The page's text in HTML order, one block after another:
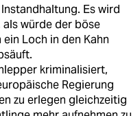
Es wird
würde der böse
Loch in den Kahn
kriminalisiert,
Regierung
zu erlegen gleichzeitig